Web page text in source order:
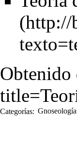
Obtenido
Categorías: